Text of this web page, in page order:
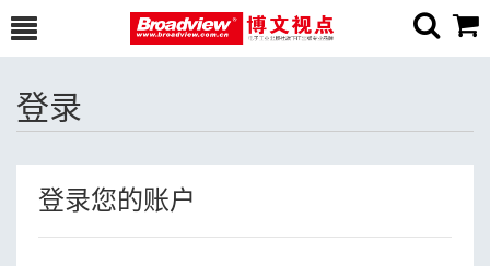
登录
登录您的账户